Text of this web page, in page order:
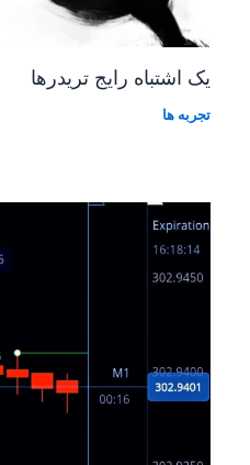
یک اشتباه رایج تریدرها
تجربه ها